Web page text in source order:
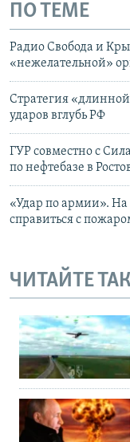
ПО ТЕМЕ
Радио Свобода и
«нежелательной»
Стратегия
ударов вглубь РФ
ГУР совместно с
по нефтебазе в
«Удар по армии». На
справиться с
ЧИТАЙТЕ